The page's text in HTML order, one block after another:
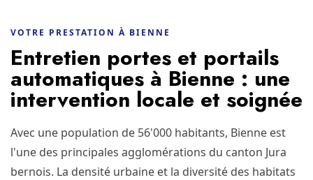
VOTRE PRESTATION À BIENNE
Entretien portes et portails
automatiques à Bienne : une
intervention locale et soignée
Avec une population de 56'000 habitants, Bienne est
l'une des principales agglomérations du canton Jura
bernois. La densité urbaine et la diversité des habitats